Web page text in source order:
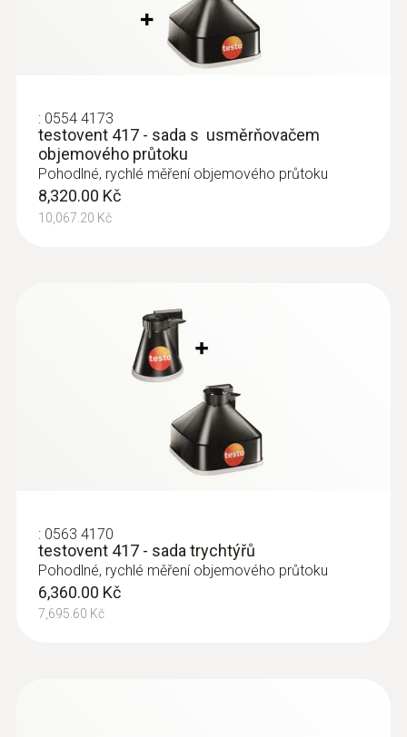
Intuitivní: jasně strukturované menu měření
pro objemový průtok a paralelní měření
rychlosti proudění, objemového průtoku,
teploty a vlhkosti vzduchu
: 0554 4173
testovent 417 - sada s usměrňovačem
objemového průtoku
Pohodlné, rychlé měření objemového průtoku
8,320.00 Kč
10,067.20 Kč
: 0563 4170
testovent 417 - sada trychtýřů
Pohodlné, rychlé měření objemového průtoku
6,360.00 Kč
7,695.60 Kč